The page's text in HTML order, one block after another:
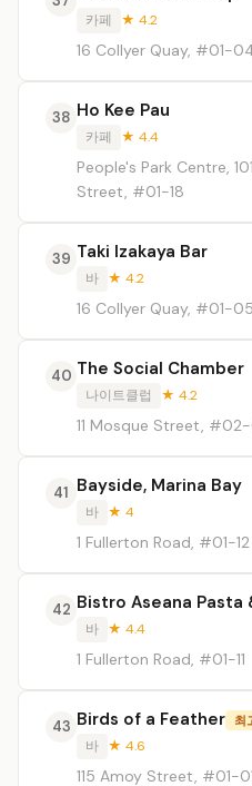
카페 ★ 4.2
16 Collyer Quay, #01-
38 Ho Kee Pau
카페 ★ 4.4
People's Park Centre,
Street, #01-18
39 Taki Izakaya Bar
바 ★ 4.2
16 Collyer Quay, #01-
40 The Social Chamber
나이트클럽 ★ 4.2
11 Mosque Street, #02-
41 Bayside, Marina Bay
바 ★ 4
1 Fullerton Road, #01-
42 Bistro Aseana Pasta
바 ★ 4.4
1 Fullerton Road, #01-11
43 Birds of a Feather 최
바 ★ 4.6
115 Amoy Street, #01-